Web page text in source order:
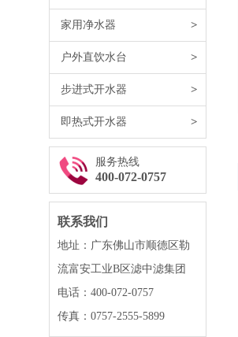
家用净水器 >
户外直饮水台 >
步进式开水器 >
即热式开水器 >
服务热线
400-072-0757
联系我们
地址：广东佛山市顺德区勒
流富安工业B区滤中滤集团
电话：400-072-0757
传真：0757-2555-5899